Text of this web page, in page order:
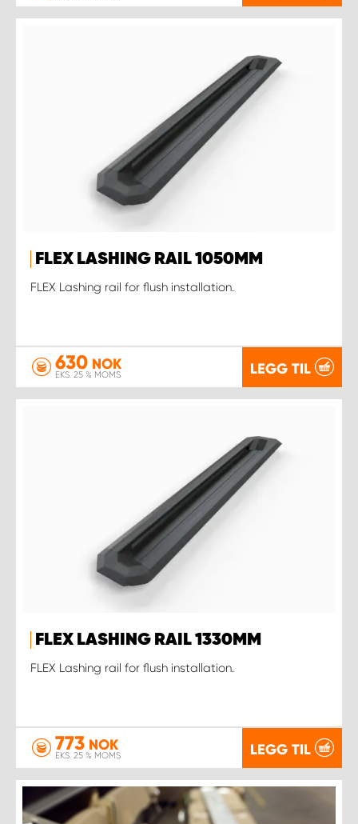
FLEX LASHING RAIL 1050MM
FLEX Lashing rail for flush installation.
630 NOK
EKS. 25 % MOMS LEGG TIL
FLEX LASHING RAIL 1330MM
FLEX Lashing rail for flush installation.
773 NOK
EKS. 25 % MOMS LEGG TIL